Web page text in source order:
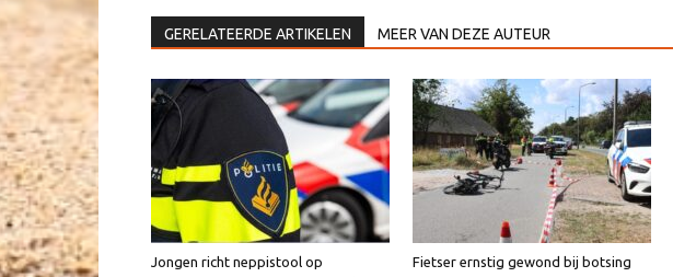
GERELATEERDE ARTIKELEN MEER VAN DEZE AUTEUR
Jongen richt neppistool op
Fietser ernstig gewond bij botsing